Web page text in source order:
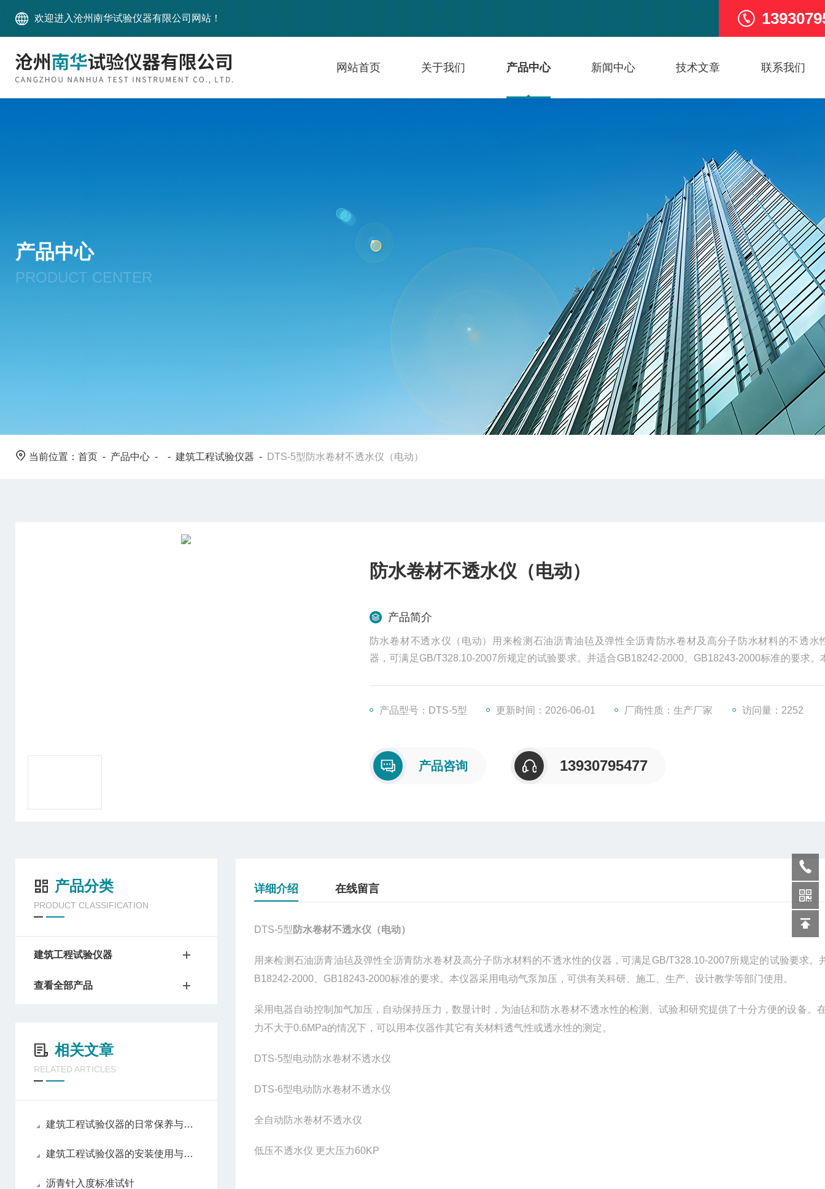
欢迎进入沧州南华试验仪器有限公司网站！
网站首页 关于我们 产品中心 新闻中心 技术文章 联系我们
产品中心
PRODUCT CENTER
当前位置： 首页 - 产品中心 - - 建筑工程试验仪器 - DTS-5型防水卷材不透水仪（电动）
防水卷材不透水仪（电动）
产品简介
防水卷材不透水仪（电动）用来检测石油沥青油毡及弹性全沥青防水卷材及高分子防水材料的不透水
器，可满足GB/T328.10-2007所规定的试验要求。并适合GB18242-2000、GB18243-2000标准的要求。
产品型号：DTS-5型 更新时间：2026-06-01 厂商性质：生产厂家 访问量：2252
产品咨询 13930795477
产品分类
PRODUCT CLASSIFICATION
建筑工程试验仪器
查看全部产品
相关文章
RELATED ARTICLES
建筑工程试验仪器的日常保养与维护流程！
建筑工程试验仪器的安装使用与维修
沥青针入度标准试针
详细介绍 在线留言
DTS-5型 防水卷材不透水仪（电动）
用来检测石油沥青油毡及弹性全沥青防水卷材及高分子防水材料的不透水性的仪器，可满足 GB/T328.10-2007所规定的试验要求。
B18242-2000
GB18243-2000标准的要求。本仪器采用电动气泵加压，可供有关科研、施工、生产、设计教学等部门使用。
采用电器自动控制加气加压，自动保持压力，数显计时，为油毡和防水卷材不透水性的检测、试验和研究提供了十分方便的设备。
力不大于0.6MPa的情况下，可以用本仪器作其它有关材料透气性或透水性的测定。
DTS-5型电动防水卷材不透水仪
DTS-6型电动防水卷材不透水仪
全自动防水卷材不透水仪
低压不透水仪 更大压力60KP